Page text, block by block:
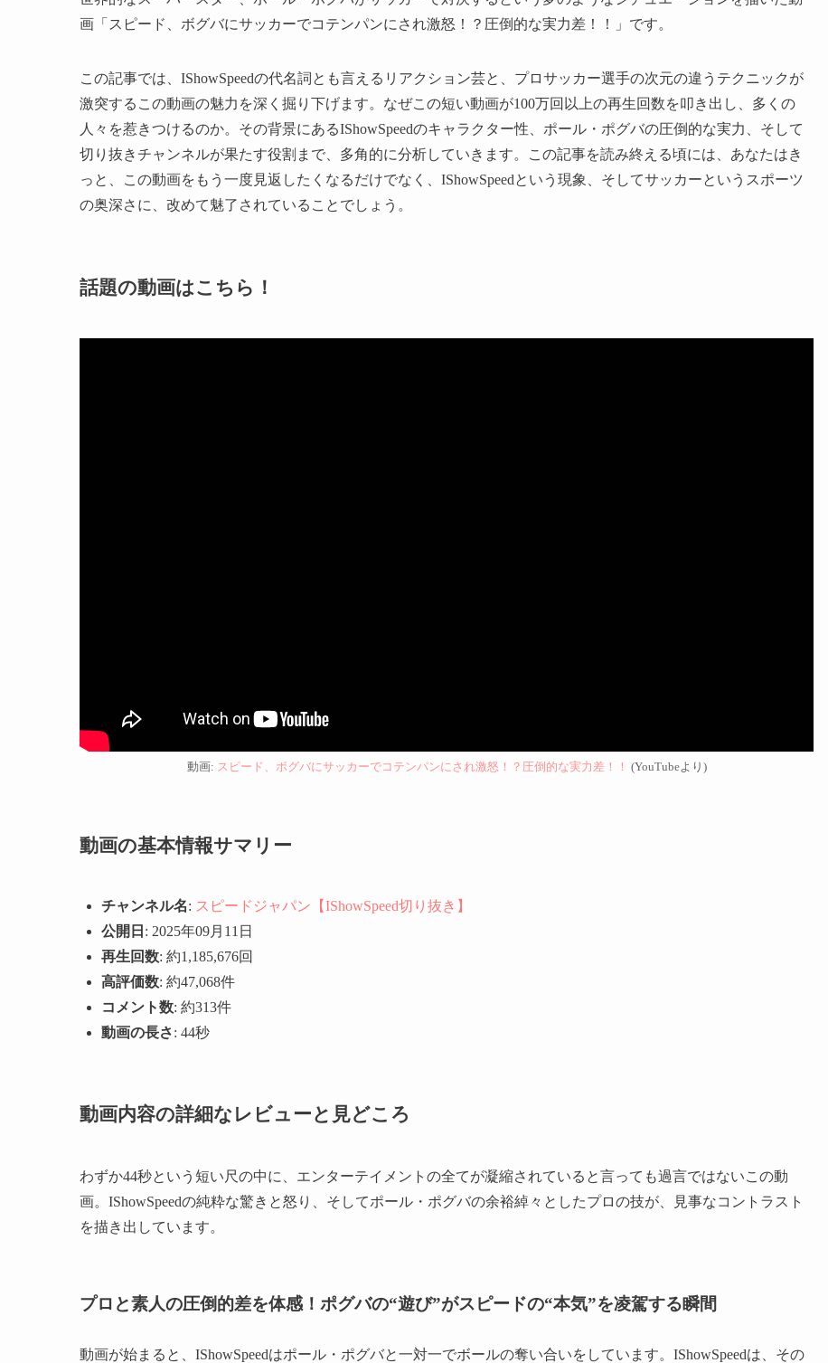
画「スピード、ボグバにサッカーでコテンパンにされ激怒！？圧倒的な実力差！！」です。
この記事では、IShowSpeedの代名詞とも言えるリアクション芸と、プロサッカー選手の次元の違うテクニックが
激突するこの動画の魅力を深く掘り下げます。なぜこの短い動画が100万回以上の再生回数を叩き出し、多くの
人々を惹きつけるのか。その背景にあるIShowSpeedのキャラクター性、ポール・ポグバの圧倒的な実力、そして
切り抜きチャンネルが果たす役割まで、多角的に分析していきます。この記事を読み終える頃には、あなたはき
っと、この動画をもう一度見返したくなるだけでなく、IShowSpeedという現象、そしてサッカーというスポーツ
の奥深さに、改めて魅了されていることでしょう。
話題の動画はこちら！
動画: スピード、ボグバにサッカーでコテンパンにされ激怒！？圧倒的な実力差！！ (YouTubeより)
動画の基本情報サマリー
チャンネル名: スピードジャパン【IShowSpeed切り抜き】
公開日 : 2025年09月11日
再生回数: 約1,185,676回
高評価数: 約47,068件
コメント数: 約313件
動画の長さ: 44秒
動画内容の詳細なレビューと見どころ
わずか44秒という短い尺の中に、エンターテイメントの全てが凝縮されていると言っても過言ではないこの動
画。IShowSpeedの純粋な驚きと怒り、そしてポール・ポグバの余裕綽々としたプロの技が、見事なコントラスト
を描き出しています。
プロと素人の圧倒的差を体感！ポグバの“遊び”がスピードの“本気”を凌駕する瞬間
動画が始まると、IShowSpeedはポール・ポグバと一対一でボールの奪い合いをしています。IShowSpeedは、その